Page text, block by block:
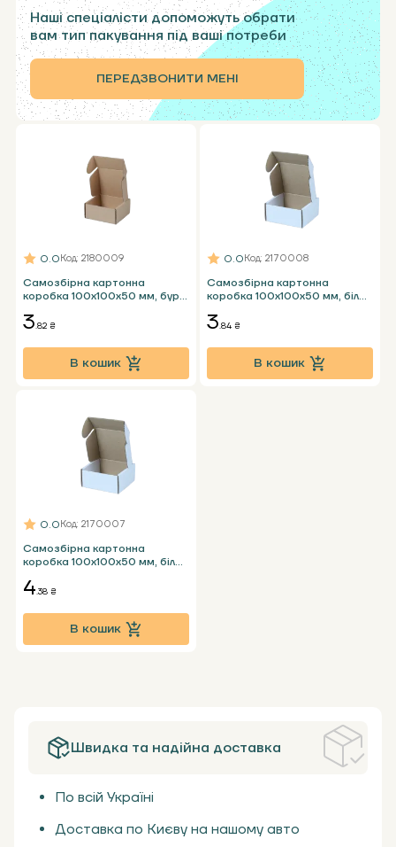
Наші спеціалісти допоможуть обрати
вам тип пакування під ваші потреби
ПЕРЕДЗВОНИТИ МЕНІ
Самозбірна картонна
коробка 100х100х50 мм, бура
0.0Код: 2180009
3.82 ₴
В кошик
Самозбірна картонна
коробка 100х100х50 мм, біла
0.0Код: 2170008
3.84 ₴
В кошик
Самозбірна картонна
коробка 100х100х50 мм, біла
0.0Код: 2170007
4.38 ₴
В кошик
Швидка та надійна доставка
По всій Україні
Доставка по Києву на нашому авто